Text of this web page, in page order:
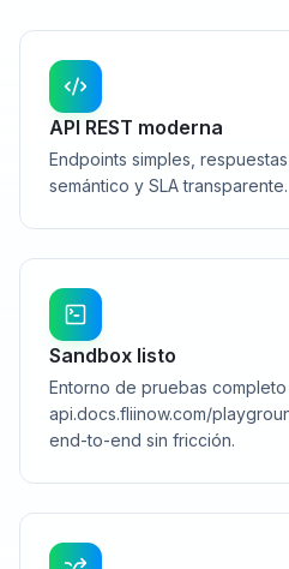
API REST moderna
Endpoints simples,
semántico y SLA transparente.
Sandbox listo
Entorno de pruebas
api.docs.fliinow.com/
end-to-end sin fricción.